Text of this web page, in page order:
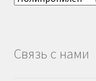
Связь с нами